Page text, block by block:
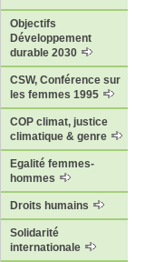
Objectifs
Développement
durable 2030
CSW, Conférence sur
les femmes 1995
COP climat, justice
climatique & genre
Egalité femmes-
hommes
Droits humains
Solidarité
internationale